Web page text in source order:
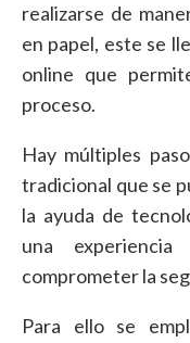
realizarse de
en papel, este se
online que
proceso.
Hay múltiples
tradicional que se
la ayuda de
una
comprometer la
Para ello se